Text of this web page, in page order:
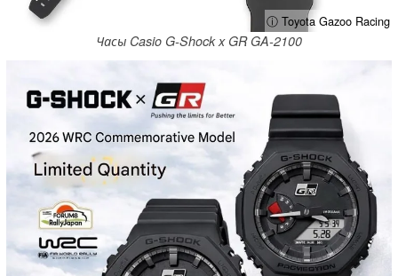
ⓘ Toyota Gazoo Racing
Часы Casio G-Shock x GR GA-2100